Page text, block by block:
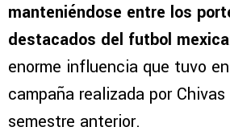
manteniéndose entre los
destacados del futbol
enorme influencia que tuvo
campaña realizada por
semestre anterior.